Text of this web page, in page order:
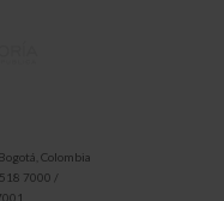
Colombia
7000 /